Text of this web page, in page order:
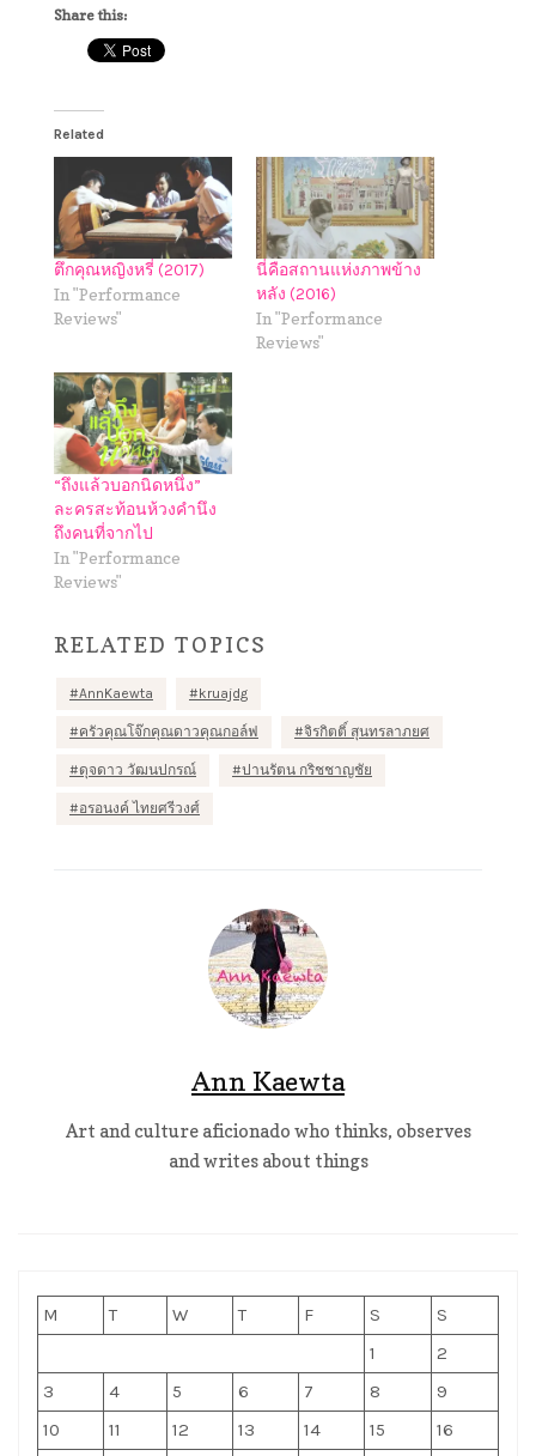
Share this:
Related
ตึกคุณหญิงหรี่ (2017)
In "Performance
Reviews"
นี่คือสถานแห่งภาพข้าง
หลัง (2016)
In "Performance
Reviews"
“ถึงแล้วบอกนิดหนึ่ง”
ละครสะท้อนห้วงคำนึง
ถึงคนที่จากไป
In "Performance
Reviews"
RELATED TOPICS
AnnKaewta kruajdg
ครัวคุณโจ๊กคุณดาวคุณกอล์ฟ จิรกิตติ์ สุนทรลาภยศ
ดุจดาว วัฒนปกรณ์ ปานรัตน กริชชาญชัย
อรอนงค์ ไทยศรีวงศ์
Ann Kaewta
Art and culture aficionado who thinks, observes
and writes about things
M T W T F S
S
1
2
3
4 5 6 7 8
9
10
11 12 13 14 15
16